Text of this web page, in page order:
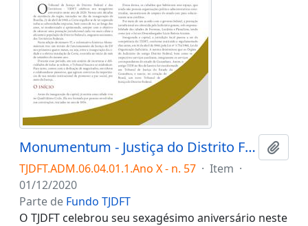
Monumentum - Justiça do Distrito Federal: um retrato dos quatro primeiros meses
TJDFT.ADM.06.04.01.1.Ano X - n. 57 · Item ·
01/12/2020
Parte de Fundo TJDFT
O TJDFT celebrou seu sexagésimo aniversário neste